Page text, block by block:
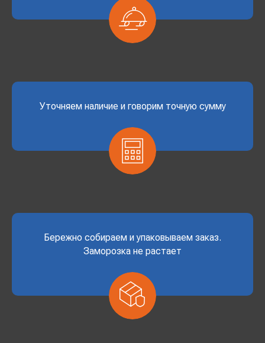
Уточняем наличие и говорим точную сумму
Бережно собираем и упаковываем заказ.
Заморозка не растает